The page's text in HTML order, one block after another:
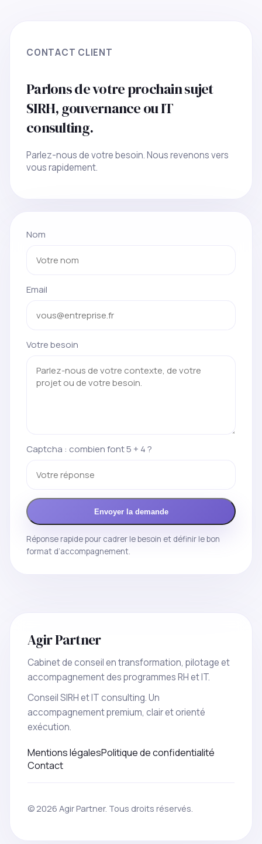
CONTACT CLIENT
Parlons de votre prochain sujet
SIRH, gouvernance ou IT
consulting.
Parlez-nous de votre besoin. Nous revenons vers
vous rapidement.
Nom
Email
Votre besoin
Captcha : combien font 5 + 4 ?
Envoyer la demande
Réponse rapide pour cadrer le besoin et définir le bon
format d’accompagnement.
Agir Partner
Cabinet de conseil en transformation, pilotage et
accompagnement des programmes RH et IT.
Conseil SIRH et IT consulting. Un
accompagnement premium, clair et orienté
exécution.
Mentions légalesPolitique de confidentialité
Contact
© 2026 Agir Partner. Tous droits réservés.